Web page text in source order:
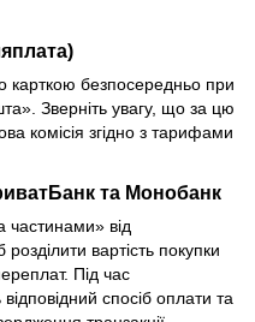
карткою безпосередньо при
Зверніть увагу, що за цю
комісія згідно з тарифами
та Монобанк
частинами» від
вартість покупки
Під час
спосіб оплати та